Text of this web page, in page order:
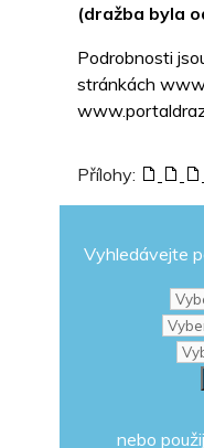
(dražba byla
Podrobnosti
stránkách
Přílohy:
Vyhledávejte
nebo